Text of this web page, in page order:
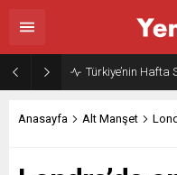
Türkiye’nin Hafta
Anasayfa Alt Manşet